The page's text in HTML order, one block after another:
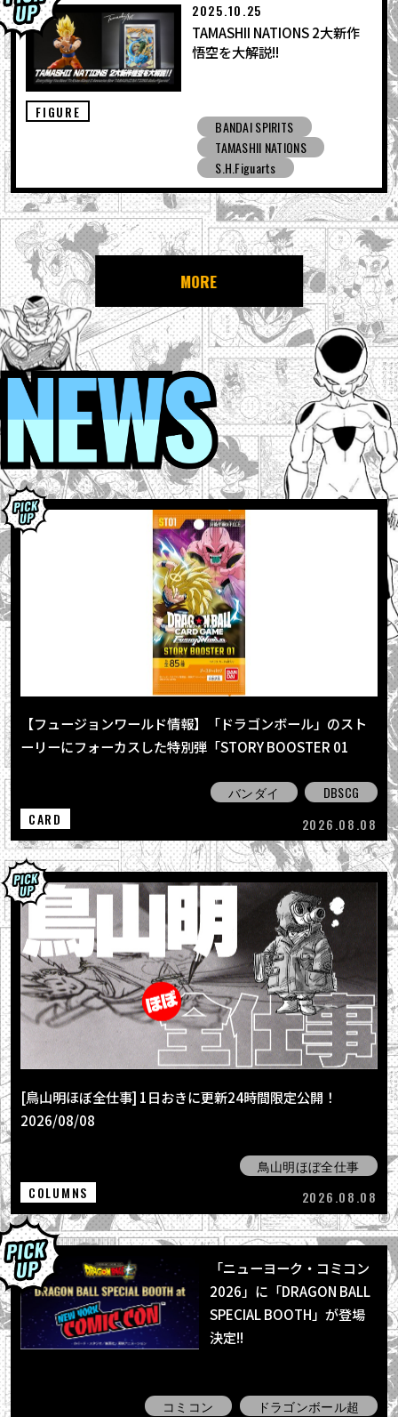
FIGURE
2025.10.25
TAMASHII NATIONS 2大新作
悟空を大解説!!
BANDAI SPIRITS
TAMASHII NATIONS
S.H.Figuarts
MORE
NEWS
【フュージョンワールド情報】「ドラゴンボール」のスト
ーリーにフォーカスした特別弾「STORY BOOSTER 01
バンダイ
DBSCG
CARD
2026.08.08
[鳥山明ほぼ全仕事] 1日おきに更新24時間限定公開！
2026/08/08
鳥山明ほぼ全仕事
COLUMNS
2026.08.08
「ニューヨーク・コミコン
2026」に「DRAGON BALL
SPECIAL BOOTH」が登場
決定!!
コミコン
ドラゴンボール超